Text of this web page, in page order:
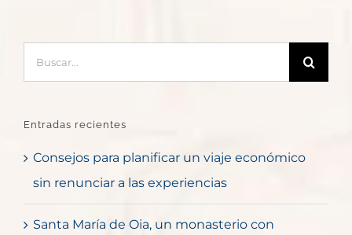
Entradas recientes
Consejos para planificar un viaje económico
sin renunciar a las experiencias
Santa María de Oia, un monasterio con